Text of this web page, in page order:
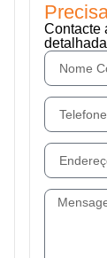
Contacte